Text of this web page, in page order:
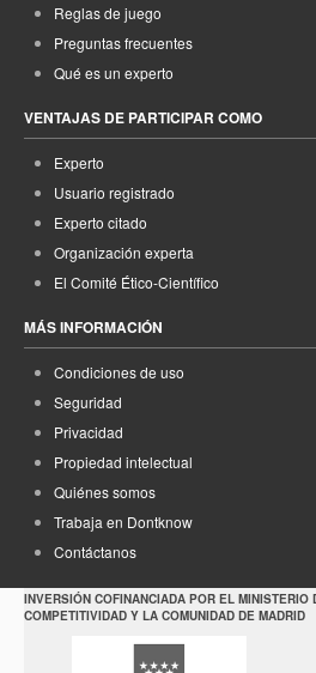
Reglas de juego
Preguntas frecuentes
Qué es un experto
VENTAJAS DE PARTICIPAR COMO
Experto
Usuario registrado
Experto citado
Organización experta
El Comité Ético-Científico
MÁS INFORMACIÓN
Condiciones de uso
Seguridad
Privacidad
Propiedad intelectual
Quiénes somos
Trabaja en Dontknow
Contáctanos
INVERSIÓN COFINANCIADA POR EL MINISTERIO
COMPETITIVIDAD Y LA COMUNIDAD DE MADRID